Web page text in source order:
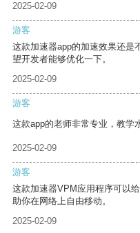
2025-02-09
游客
这款加速器app的加速效果还是
望开发者能够优化一下。
2025-02-09
游客
这款app的老师非常专业，教学
2025-02-09
游客
这款加速器VPM应用程序可以
助你在网络上自由移动。
2025-02-09